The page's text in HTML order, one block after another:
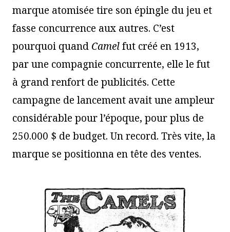
marque atomisée tire son épingle du jeu et
fasse concurrence aux autres. C’est
pourquoi quand Camelfut créé en 1913,
par une compagnie concurrente, elle le fut
à grand renfort de publicités. Cette
campagne de lancement avait une ampleur
considérable pour l’époque, pour plus de
250.000 $ de budget. Un record. Très vite, la
marque se positionna en tête des ventes.